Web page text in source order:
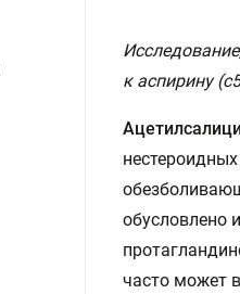
к аспирину
обусловлено
часто может